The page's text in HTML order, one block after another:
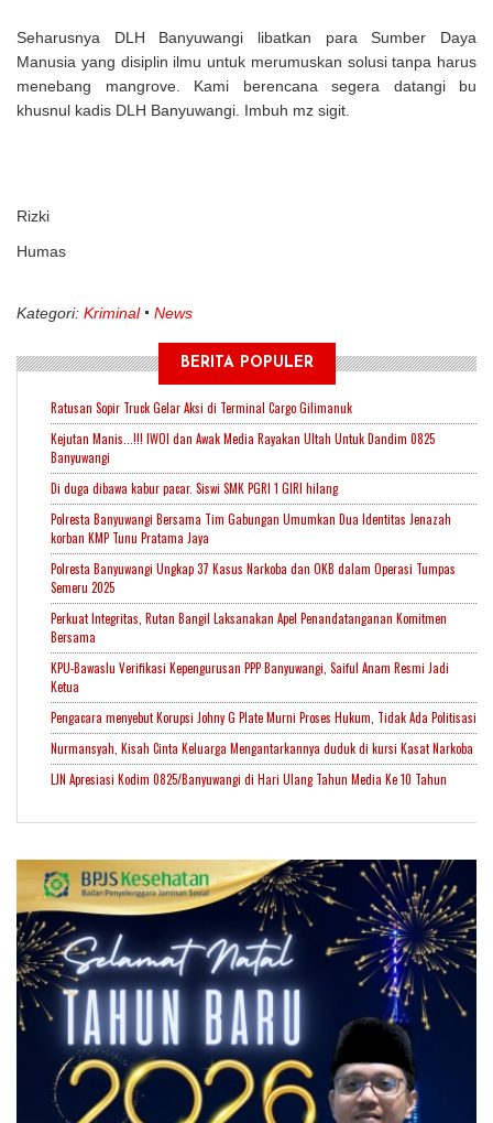
Seharusnya DLH Banyuwangi libatkan para Sumber Daya
Manusia yang disiplin ilmu untuk merumuskan solusi tanpa harus
menebang mangrove. Kami berencana segera datangi bu
khusnul kadis DLH Banyuwangi. Imbuh mz sigit.
Rizki
Humas
Kategori: Kriminal News
BERITA POPULER
Ratusan Sopir Truck Gelar Aksi di Terminal Cargo Gilimanuk
Kejutan Manis...!!! IWOI dan Awak Media Rayakan Ultah Untuk Dandim 0825
Banyuwangi
Di duga dibawa kabur pacar. Siswi SMK PGRI 1 GIRI hilang
Polresta Banyuwangi Bersama Tim Gabungan Umumkan Dua Identitas Jenazah
korban KMP Tunu Pratama Jaya
Polresta Banyuwangi Ungkap 37 Kasus Narkoba dan OKB dalam Operasi Tumpas
Semeru 2025
Perkuat Integritas, Rutan Bangil Laksanakan Apel Penandatanganan Komitmen
Bersama
KPU-Bawaslu Verifikasi Kepengurusan PPP Banyuwangi, Saiful Anam Resmi Jadi
Ketua
Pengacara menyebut Korupsi Johny G Plate Murni Proses Hukum, Tidak Ada Politisasi
Nurmansyah, Kisah Cinta Keluarga Mengantarkannya duduk di kursi Kasat Narkoba
LJN Apresiasi Kodim 0825/Banyuwangi di Hari Ulang Tahun Media Ke 10 Tahun